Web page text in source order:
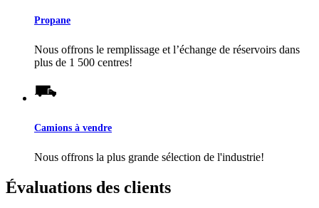
Propane
Nous offrons le remplissage et l’échange de réservoirs dans
plus de 1 500 centres!
Camions à vendre
Nous offrons la plus grande sélection de l'industrie!
Évaluations des clients